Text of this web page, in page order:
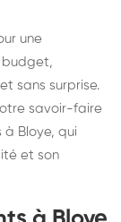
une
sans surprise.
savoir-faire
à Bloye, qui
et son